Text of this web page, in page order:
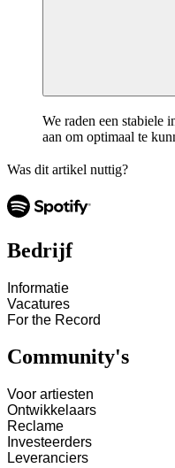
We raden een stabiele
aan om optimaal te
Was dit artikel nuttig?
Bedrijf
Informatie
Vacatures
For the Record
Community's
Voor artiesten
Ontwikkelaars
Reclame
Investeerders
Leveranciers